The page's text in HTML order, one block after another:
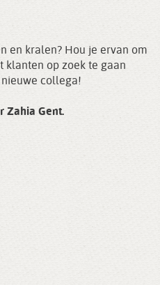
en kralen? Hou je ervan om
klanten op zoek te gaan
collega!
Zahia Gent.